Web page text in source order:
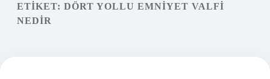
Yasal Uyarı
ETIKET: DÖRT YOLLU EMNIYET VALFI
NEDIR